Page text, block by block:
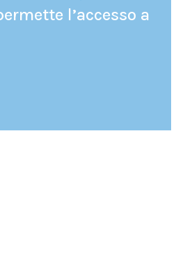
l’accesso a